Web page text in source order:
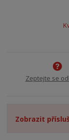
Zeptejte se
Zobrazit